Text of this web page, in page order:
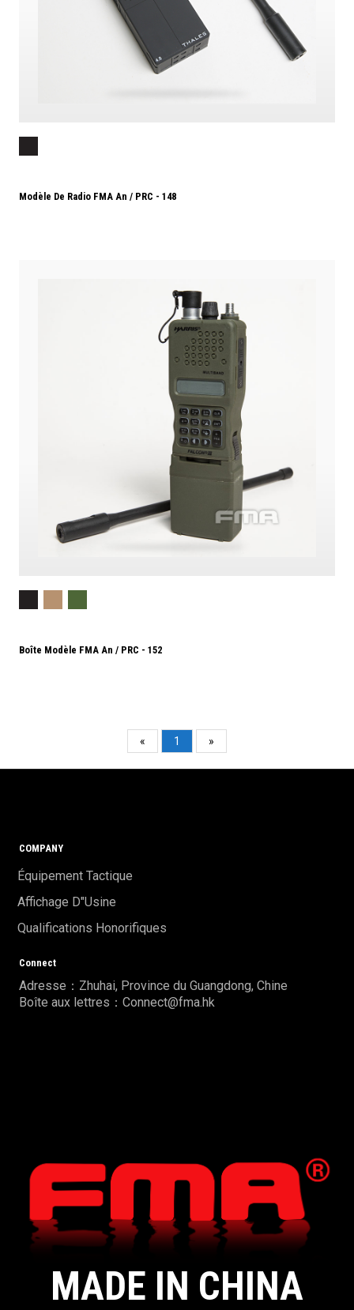
Modèle De Radio FMA An / PRC - 148
Boîte Modèle FMA An / PRC - 152
« 1 »
MADE IN CHINA
COMPANY
Équipement Tactique
Affichage D"usine
Qualifications Honorifiques
Connect
Adresse：Zhuhai, Province du Guangdong, Chine
Boîte aux lettres：Connect@fma.hk